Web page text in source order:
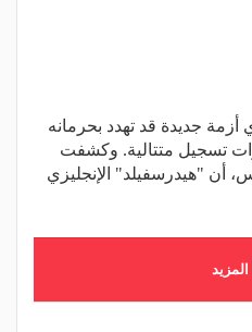
أزمة جديدة قد تهدد بحرمانه
تسجيل متتالية. وكشفت
أن "هيدرسفيلد" الإنجليزي
المزيد